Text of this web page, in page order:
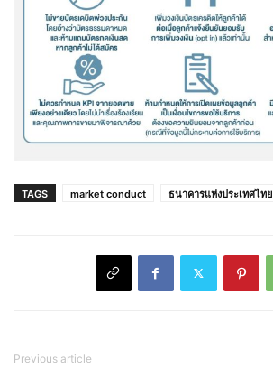
TAGS market conduct ธนาคารแห่งประเทศไทย
Previous article